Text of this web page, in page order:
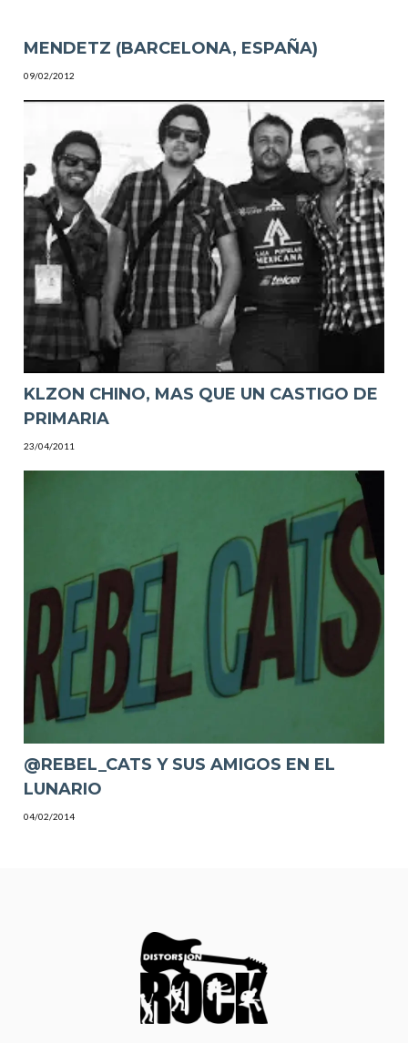
MENDETZ (BARCELONA, ESPAÑA)
09/02/2012
KLZON CHINO, MAS QUE UN CASTIGO DE
PRIMARIA
23/04/2011
@REBEL_CATS Y SUS AMIGOS EN EL
LUNARIO
04/02/2014